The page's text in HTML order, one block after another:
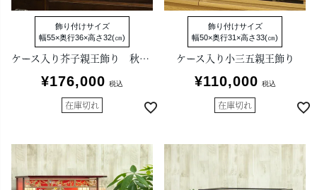
飾り付けサイズ
幅55×奥行36×高さ32(㎝)
ケース入り芥子親王飾り 秋葉聡作 かぐや
¥176,000 税込
在庫切れ
飾り付けサイズ
幅50×奥行31×高さ33(㎝)
ケース入り小三五親王飾り
¥110,000 税込
在庫切れ